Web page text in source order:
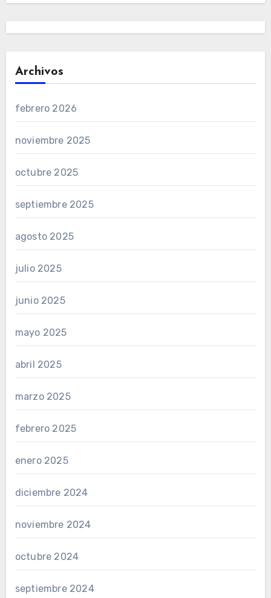
Archivos
febrero 2026
noviembre 2025
octubre 2025
septiembre 2025
agosto 2025
julio 2025
junio 2025
mayo 2025
abril 2025
marzo 2025
febrero 2025
enero 2025
diciembre 2024
noviembre 2024
octubre 2024
septiembre 2024